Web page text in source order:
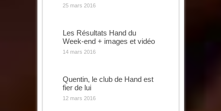
25 mars 2016
Les Résultats Hand du
Week-end + images et vidéo
14 mars 2016
Quentin, le club de Hand est
fier de lui
12 mars 2016